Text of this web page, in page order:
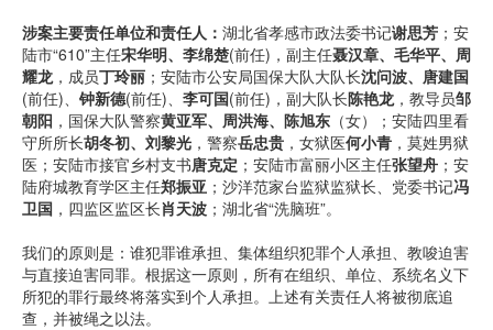
涉案主要责任单位和责任人： 湖北省孝感市政法委书记谢思芳 ；安
陆市“610”主任宋华明、李绵楚(前任)，副主任聂汉章、毛华平、周
耀龙，成员丁玲丽 ；安陆市公安局国保大队大队长沈问波、唐建国
(前任)、 钟新德(前任)、 李可国(前任)，副大队长陈艳龙，教导员邹
朝阳 ，国保大队警察黄亚军、周洪海、陈旭东 （女）；安陆四里看
守所所长胡冬初、刘黎光 ，警察岳忠贵 ，女狱医何小青 ，莫姓男狱
医；安陆市接官乡村支书唐克定 ；安陆市富丽小区主任张望舟 ；安
陆府城教育学区主任郑振亚 ；沙洋范家台监狱监狱长、党委书记冯
卫国 ，四监区监区长肖天波 ；湖北省“洗脑班”。
我们的原则是：谁犯罪谁承担、集体组织犯罪个人承担、教唆迫害
与直接迫害同罪。根据这一原则，所有在组织、单位、系统名义下
所犯的罪行最终将落实到个人承担。上述有关责任人将被彻底追
查，并被绳之以法。